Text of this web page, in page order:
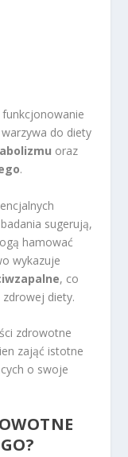
funkcjonowanie
do diety
oraz
.
sugerują,
hamować
wykazuje
, co
diety.
zdrowotne
zająć istotne
o swoje